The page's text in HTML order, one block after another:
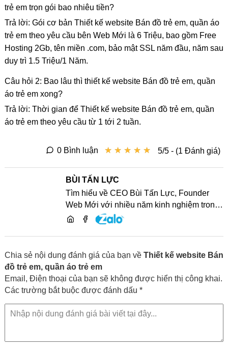
trẻ em trọn gói bao nhiêu tiền?
Trả lời: Gói cơ bản Thiết kế website Bán đồ trẻ em, quần áo
trẻ em theo yêu cầu bên Web Mới là 6 Triệu, bao gồm Free
Hosting 2Gb, tên miền .com, bảo mật SSL năm đầu, năm sau
duy trì 1.5 Triệu/1 Năm.
Câu hỏi 2: Bao lâu thì thiết kế website Bán đồ trẻ em, quần
áo trẻ em xong?
Trả lời: Thời gian để Thiết kế website Bán đồ trẻ em, quần
áo trẻ em theo yêu cầu từ 1 tới 2 tuần.
★ ★ ★ ★ ★
★ ★ ★ ★ ★ 5/5 - (1 Đánh giá)
0 Bình luận
BÙI TẤN LỰC
Tìm hiểu về CEO Bùi Tấn Lực, Founder
Web Mới với nhiều năm kinh nghiệm trong
lĩnh vực phát triển website, SEO và chia sẻ
Chia sẻ nội dung đánh giá của bạn về Thiết kế website Bán
đồ trẻ em, quần áo trẻ em
Email, Điện thoại của bạn sẽ không được hiển thị công khai.
Các trường bắt buộc được đánh dấu *